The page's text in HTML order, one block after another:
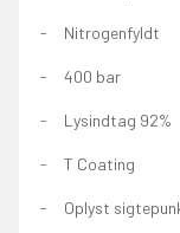
Nitrogenfyldt
400 bar
Lysindtag 92%
T Coating
Oplyst